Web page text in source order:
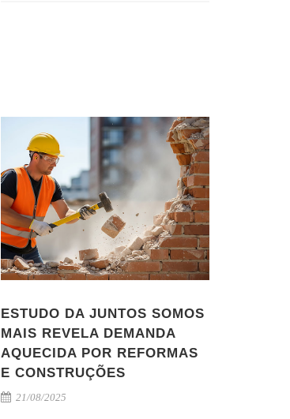
ESTUDO DA JUNTOS SOMOS
MAIS REVELA DEMANDA
AQUECIDA POR REFORMAS
E CONSTRUÇÕES
21/08/2025